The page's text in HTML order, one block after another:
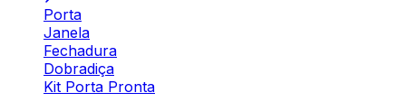
Porta
Janela
Fechadura
Dobradiça
Kit Porta Pronta